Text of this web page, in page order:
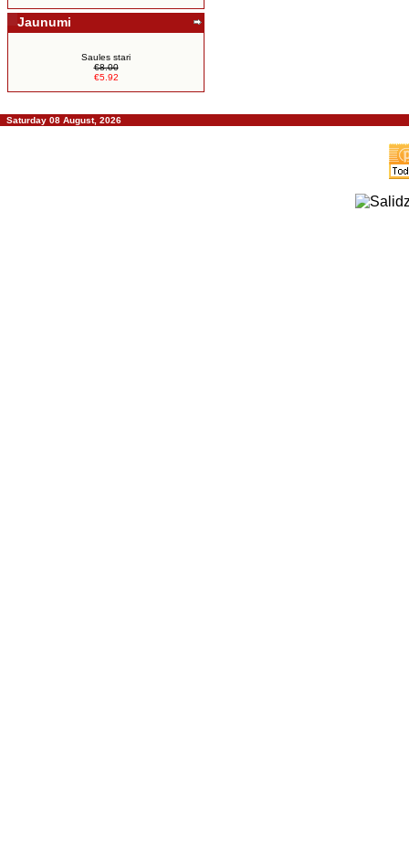
Jaunumi
Saules stari
€8.00
€5.92
Saturday 08 August, 2026